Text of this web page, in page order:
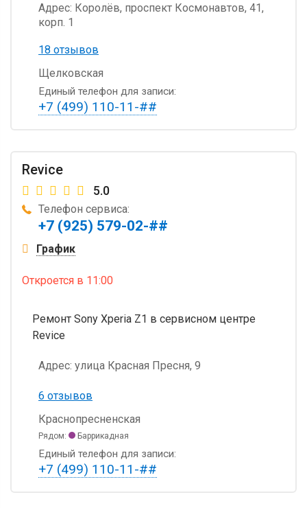
Адрес: Королёв, проспект Космонавтов, 41,
корп. 1
18 отзывов
Щелковская
Единый телефон для записи:
+7 (499) 110-11-##
Revice
5.0
Телефон сервиса:
+7 (925) 579-02-##
График
Откроется в 11:00
Ремонт Sony Xperia Z1 в сервисном центре
Revice
Адрес: улица Красная Пресня, 9
6 отзывов
Краснопресненская
Рядом: Баррикадная
Единый телефон для записи:
+7 (499) 110-11-##